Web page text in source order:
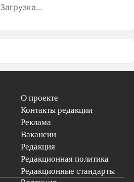
Загрузка...
О проекте
Контакты редакции
Реклама
Вакансии
Редакция
Редакционная политика
Редакционные стандарты